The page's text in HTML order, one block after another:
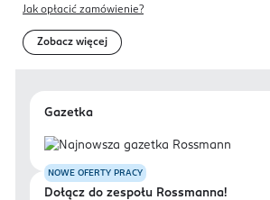
Jak opłacić zamówienie?
Zobacz więcej
Gazetka
NOWE OFERTY PRACY
Dołącz do zespołu Rossmanna!